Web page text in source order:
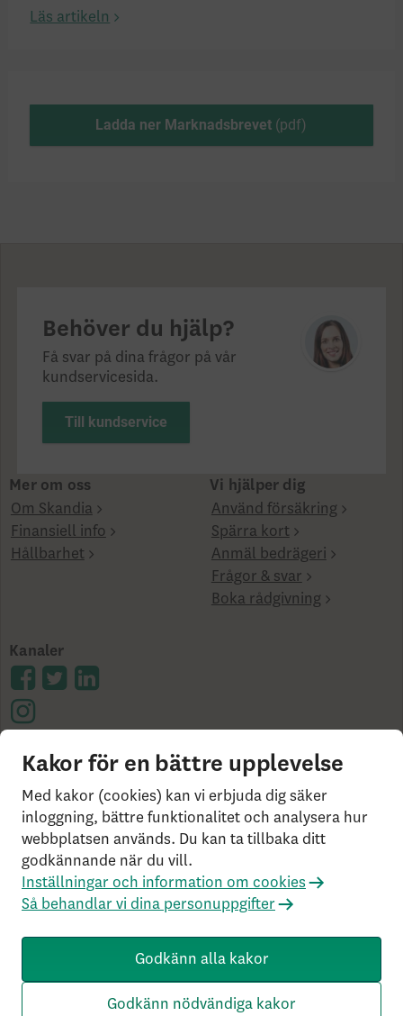
Läs artikeln
Ladda ner Marknadsbrevet
Behöver du hjälp?
Få svar på dina frågor på vår
kundservicesida.
Till kundservice
Mer om oss
Om Skandia
Finansiell info
Hållbarhet
Vi hjälper dig
Använd försäkring
Spärra kort
Anmäl bedrägeri
Frågor & svar
Boka rådgivning
Kanaler
Cookies på skandia.se
Tillgänglighet
Användarvillkor
Ångerrätt och distansavtal
utanför Sverige?
Statlig insättningsgaranti &
investerar­skydd
Så behandlar vi dina personuppgifter
Om Penningtvättslagen
Rekommenderade webbläsare
Livförsäkringsbolaget Skandia, ömsesidigt, 106 55
Stockholm, Tel: 0771-55 55 00, © Skandia
c2d22db21baa526 HW4.0.0.0 SN430
Kakor för en bättre upplevelse
Med kakor (cookies) kan vi erbjuda dig säker
inloggning, bättre funktionalitet och analysera hur
webbplatsen används. Du kan ta tillbaka ditt
godkännande när du vill.
Inställningar och information om cookies
Så behandlar vi dina personuppgifter
Godkänn alla kakor
Godkänn nödvändiga kakor